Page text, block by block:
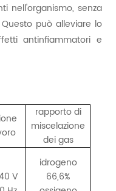
nell'organismo, senza
può alleviare lo
antinfiammatori e
rapporto di
miscelazione
dei gas
V
idrogeno
66,6%